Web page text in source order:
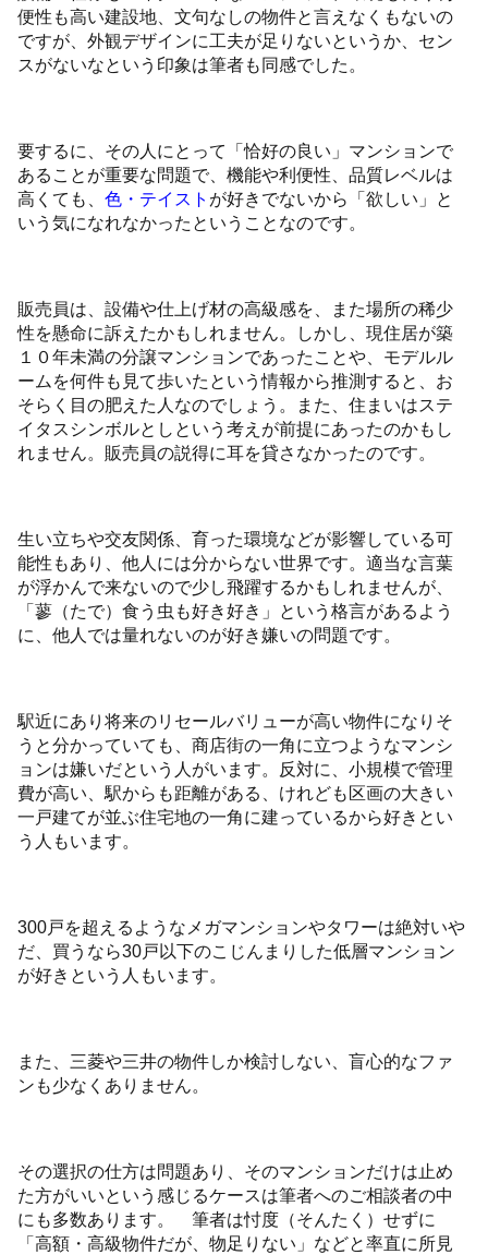
便性も高い建設地、文句なしの物件と言えなくもないの
ですが、外観デザインに工夫が足りないというか、セン
スがないなという印象は筆者も同感でした。
要するに、その人にとって「恰好の良い」マンションで
あることが重要な問題で、機能や利便性、品質レベルは
高くても、色・テイスト が好きでないから「欲しい」と
いう気になれなかったということなのです。
販売員は、設備や仕上げ材の高級感を、また場所の稀少
性を懸命に訴えたかもしれません。しかし、現住居が築
１０年未満の分譲マンションであったことや、モデルル
ームを何件も見て歩いたという情報から推測すると、お
そらく目の肥えた人なのでしょう。また、住まいはステ
イタスシンボルとしという考えが前提にあったのかもし
れません。販売員の説得に耳を貸さなかったのです。
生い立ちや交友関係、育った環境などが影響している可
能性もあり、他人には分からない世界です。適当な言葉
が浮かんで来ないので少し飛躍するかもしれませんが、
「蓼（たで）食う虫も好き好き」という格言があるよう
に、他人では量れないのが好き嫌いの問題です。
駅近にあり将来のリセールバリューが高い物件になりそ
うと分かっていても、商店街の一角に立つようなマンシ
ョンは嫌いだという人がいます。反対に、小規模で管理
費が高い、駅からも距離がある、けれども区画の大きい
一戸建てが並ぶ住宅地の一角に建っているから好きとい
う人もいます。
300戸を超えるようなメガマンションやタワーは絶対いや
だ、買うなら30戸以下のこじんまりした低層マンション
が好きという人もいます。
また、三菱や三井の物件しか検討しない、盲心的なファ
ンも少なくありません。
その選択の仕方は問題あり、そのマンションだけは止め
た方がいいという感じるケースは筆者へのご相談者の中
にも多数あります。 筆者は忖度（そんたく）せずに
「高額・高級物件だが、物足りない」などと率直に所見